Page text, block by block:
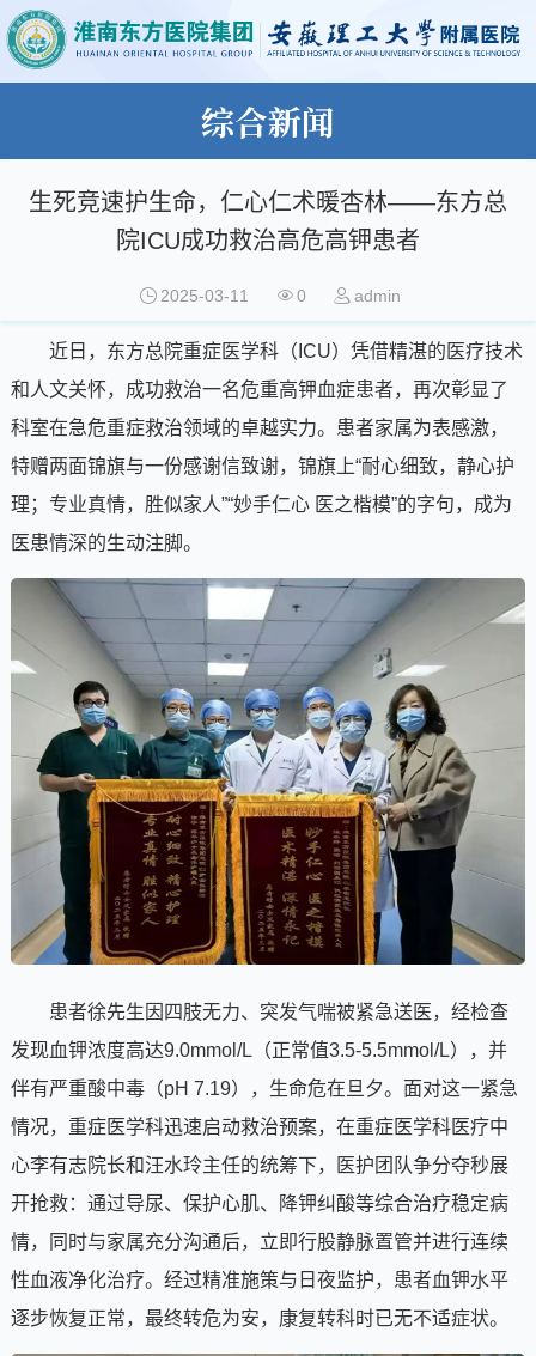
综合新闻
生死竞速护生命，仁心仁术暖杏林——东方总
院ICU成功救治高危高钾患者
2025-03-11 0 admin
近日，东方总院重症医学科（ICU）凭借精湛的医疗技术
和人文关怀，成功救治一名危重高钾血症患者，再次彰显了
科室在急危重症救治领域的卓越实力。患者家属为表感激，
特赠两面锦旗与一份感谢信致谢，锦旗上“耐心细致，静心护
理；专业真情，胜似家人”“妙手仁心 医之楷模”的字句，成为
医患情深的生动注脚。
患者徐先生因四肢无力、突发气喘被紧急送医，经检查
发现血钾浓度高达9.0mmol/L（正常值3.5-5.5mmol/L），并
伴有严重酸中毒（pH 7.19），生命危在旦夕。面对这一紧急
情况，重症医学科迅速启动救治预案，在重症医学科医疗中
心李有志院长和汪水玲主任的统筹下，医护团队争分夺秒展
开抢救：通过导尿、保护心肌、降钾纠酸等综合治疗稳定病
情，同时与家属充分沟通后，立即行股静脉置管并进行连续
性血液净化治疗。经过精准施策与日夜监护，患者血钾水平
逐步恢复正常，最终转危为安，康复转科时已无不适症状。